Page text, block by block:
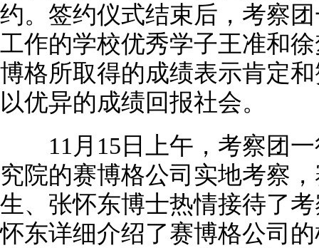
约。签约仪式结束后，考察
工作的学校优秀学子王准和
博格所取得的成绩表示肯定
以优异的成绩回报社会。
11月15日上午，考察团一
究院的赛博格公司实地考察
生、张怀东博士热情接待了
怀东详细介绍了赛博格公司